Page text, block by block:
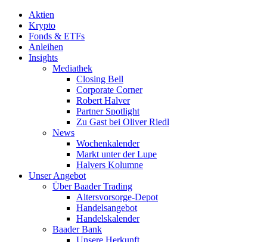
Aktien
Krypto
Fonds & ETFs
Anleihen
Insights
Mediathek
Closing Bell
Corporate Corner
Robert Halver
Partner Spotlight
Zu Gast bei Oliver Riedl
News
Wochenkalender
Markt unter der Lupe
Halvers Kolumne
Unser Angebot
Über Baader Trading
Altersvorsorge-Depot
Handelsangebot
Handelskalender
Baader Bank
Unsere Herkunft